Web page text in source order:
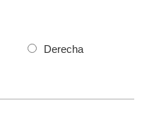
Derecha